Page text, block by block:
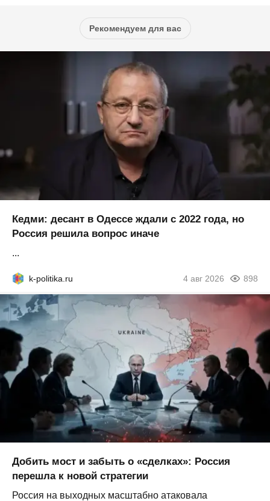
Рекомендуем для вас
Кедми: десант в Одессе ждали с 2022 года, но
Россия решила вопрос иначе
...
k-politika.ru 4 авг 2026 898
Добить мост и забыть о «сделках»: Россия
перешла к новой стратегии
Россия на выходных масштабно атаковала